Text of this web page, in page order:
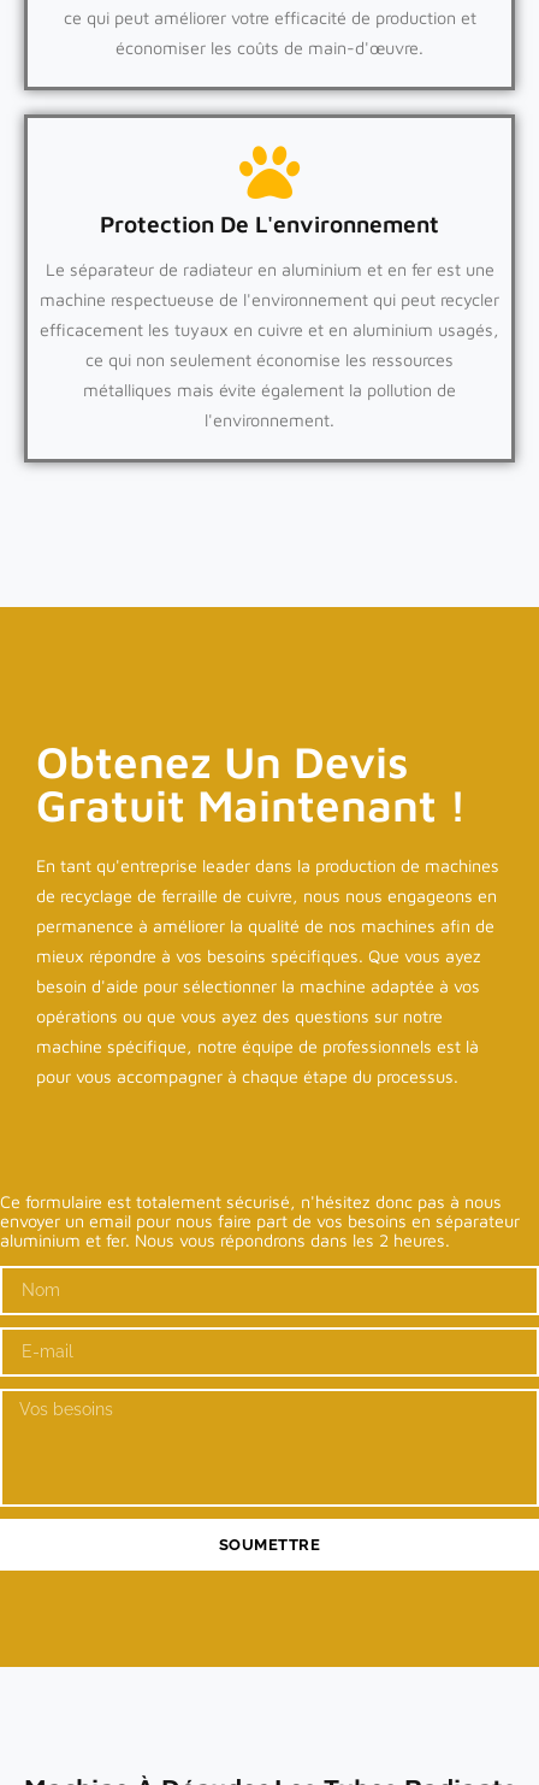
ce qui peut améliorer votre efficacité de production et
économiser les coûts de main-d'œuvre.
Protection De L'environnement
Le séparateur de radiateur en aluminium et en fer est une
machine respectueuse de l'environnement qui peut recycler
efficacement les tuyaux en cuivre et en aluminium usagés,
ce qui non seulement économise les ressources
métalliques mais évite également la pollution de
l'environnement.
Obtenez Un Devis
Gratuit Maintenant !
En tant qu'entreprise leader dans la production de machines
de recyclage de ferraille de cuivre, nous nous engageons en
permanence à améliorer la qualité de nos machines afin de
mieux répondre à vos besoins spécifiques. Que vous ayez
besoin d'aide pour sélectionner la machine adaptée à vos
opérations ou que vous ayez des questions sur notre
machine spécifique, notre équipe de professionnels est là
pour vous accompagner à chaque étape du processus.
Ce formulaire est totalement sécurisé, n'hésitez donc pas à nous
envoyer un email pour nous faire part de vos besoins en séparateur
aluminium et fer. Nous vous répondrons dans les 2 heures.
SOUMETTRE